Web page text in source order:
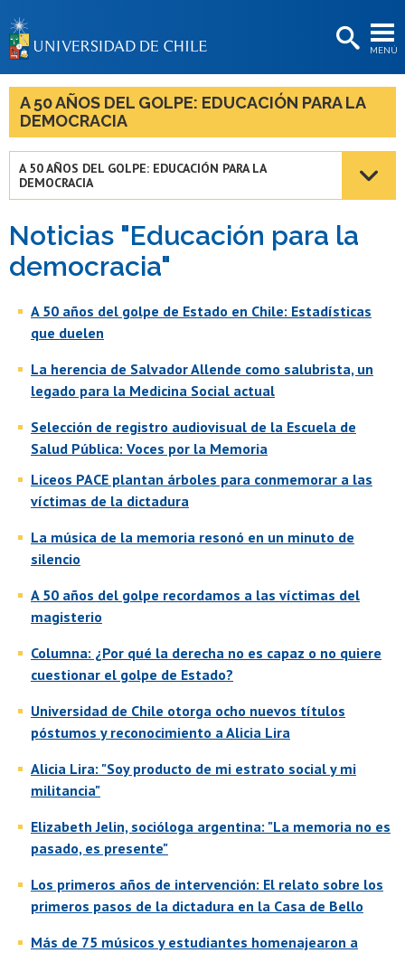
MENÚ
BIBLIOTECAS
LA UNIVERSIDAD
Estudiantes
Académicas/os
Funcionarias/os
A 50 AÑOS DEL GOLPE: EDUCACIÓN PARA LA
DEMOCRACIA
A 50 AÑOS DEL GOLPE: EDUCACIÓN PARA LA
DEMOCRACIA
Noticias "Educación para la
democracia"
A 50 años del golpe de Estado en Chile: Estadísticas
que duelen
La herencia de Salvador Allende como salubrista, un
legado para la Medicina Social actual
Selección de registro audiovisual de la Escuela de
Salud Pública: Voces por la Memoria
Liceos PACE plantan árboles para conmemorar a las
víctimas de la dictadura
La música de la memoria resonó en un minuto de
silencio
A 50 años del golpe recordamos a las víctimas del
magisterio
Columna: ¿Por qué la derecha no es capaz o no quiere
cuestionar el golpe de Estado?
Universidad de Chile otorga ocho nuevos títulos
póstumos y reconocimiento a Alicia Lira
Alicia Lira: "Soy producto de mi estrato social y mi
militancia"
Elizabeth Jelin, socióloga argentina: "La memoria no es
pasado, es presente"
Los primeros años de intervención: El relato sobre los
primeros pasos de la dictadura en la Casa de Bello
Más de 75 músicos y estudiantes homenajearon a